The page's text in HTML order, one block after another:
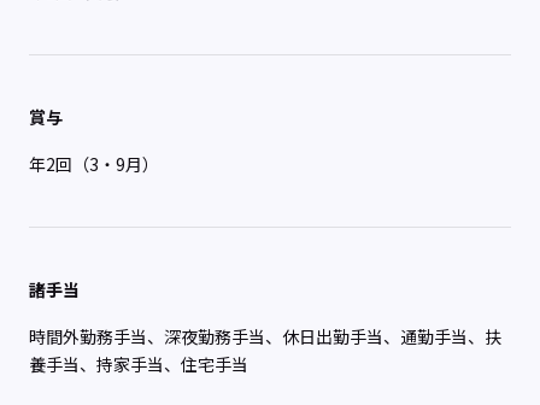
賞与
年2回（3・9月）
諸手当
時間外勤務手当、深夜勤務手当、休日出勤手当、通勤手当、扶
養手当、持家手当、住宅手当